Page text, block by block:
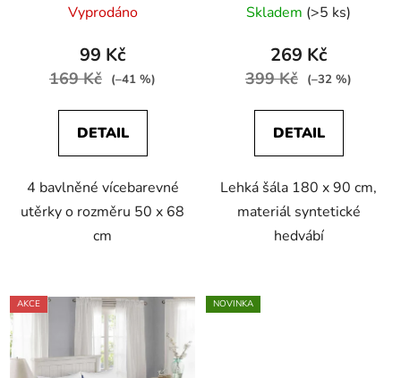
Vyprodáno
99 Kč
169 Kč (–41 %)
DETAIL
4 bavlněné vícebarevné
utěrky o rozměru 50 x 68
cm
Skladem (>5 ks)
269 Kč
399 Kč (–32 %)
DETAIL
Lehká šála 180 x 90 cm,
materiál syntetické
hedvábí
AKCE NOVINKA